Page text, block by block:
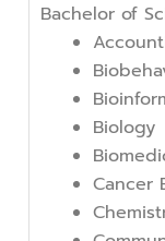
Bachelor of
Biology
Cancer